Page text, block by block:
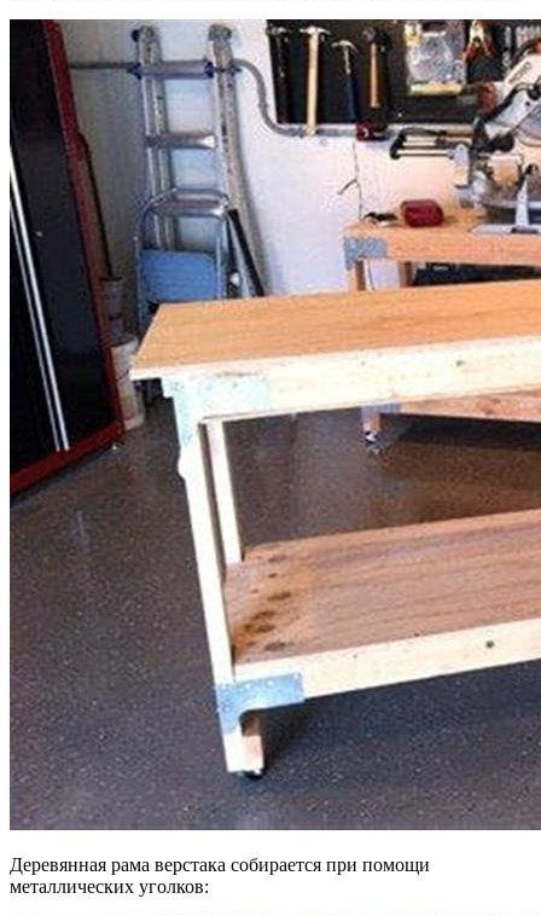
Деревянная рама верстака собирается при помощи
металлических уголков: